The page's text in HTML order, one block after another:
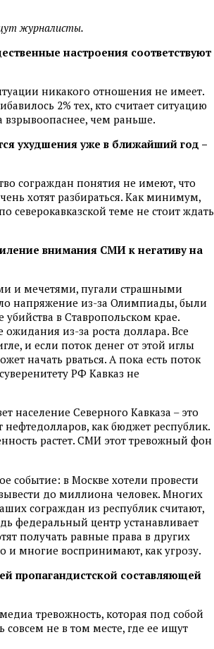
журналисты.
настроения соответствуют
никакого отношения не имеет.
2% тех, кто считает ситуацию
взрывоопаснее, чем раньше.
ухудшения уже в ближайший год –
сограждан понятия не имеют, что
хотят разбираться. Как минимум,
северокавказской теме не стоит ждать
внимания СМИ к негативу на
и мечетями, пугали страшными
напряжение из-за Олимпиады, были
в Ставропольском крае.
из-за роста доллара. Все
и если поток денег от этой иглы
начать рваться. А пока есть поток
РФ Кавказ не
население Северного Кавказа – это
как бюджет республик.
растет. СМИ этот тревожный фон
в Москве хотели провести
до миллиона человек. Многих
сограждан из республик считают,
федеральный центр устанавливает
получать равные права в других
и многие воспринимают, как угрозу.
пропагандистской составляющей
тревожность, которая под собой
совсем не в том месте, где ее ищут